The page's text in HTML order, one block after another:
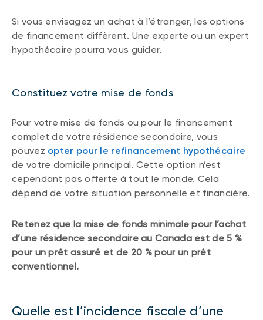
Si vous envisagez un achat à l’étranger, les options
de financement diffèrent. Une experte ou un expert
hypothécaire pourra vous guider.
Constituez votre mise de fonds
Pour votre mise de fonds ou pour le financement
complet de votre résidence secondaire, vous
pouvez opter pour le refinancement hypothécaire
de votre domicile principal. Cette option n’est
cependant pas offerte à tout le monde. Cela
dépend de votre situation personnelle et financière.
Retenez que la mise de fonds minimale pour l’achat
d’une résidence secondaire au Canada est de 5 %
pour un prêt assuré et de 20 % pour un prêt
conventionnel.
Quelle est l’incidence fiscale d’une